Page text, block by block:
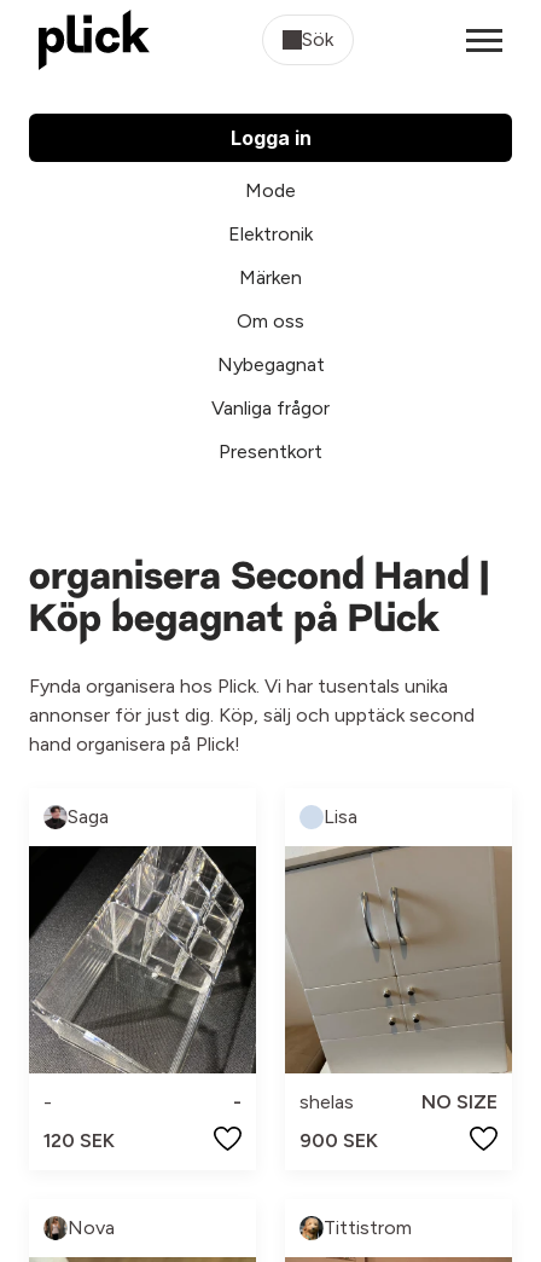
Sök
Logga in
Mode
Elektronik
Märken
Om oss
Nybegagnat
Vanliga frågor
Presentkort
organisera Second Hand |
Köp begagnat på Plick
Fynda organisera hos Plick. Vi har tusentals unika
annonser för just dig. Köp, sälj och upptäck second
hand organisera på Plick!
Saga
-
-
120 SEK
Lisa
shelas
NO SIZE
900 SEK
Nova Tittistrom